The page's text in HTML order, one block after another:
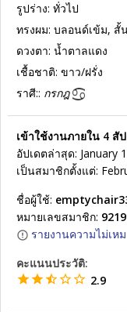
รูปร่าง: ทั่วไป
ทรงผม: บลอนด์เข้ม, สั้
ดวงตา: น้ำตาลแดง
เชื้อชาติ: ขาว/ฝรั่ง
ราศี:: กรกฎ
เข้าใช้งานภายใน 4 สั
อัปเดตล่าสุด: January
เป็นสมาชิกตั้งแต่:
ชื่อผู้ใช้:
หมายเลขสมาชิก:
รายงานความไม่เห
คะแนนประวัติ:
2.9